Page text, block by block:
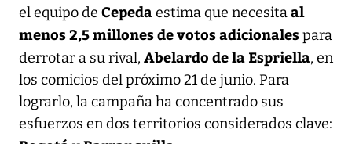
el equipo de Cepedaestima que necesitaal
menos 2,5 millones de votos adicionalespara
derrotar a su rival, Abelardo de la Espriella, en
los comicios del próximo 21 de junio. Para
lograrlo, la campaña ha concentrado sus
esfuerzos en dos territorios considerados clave: